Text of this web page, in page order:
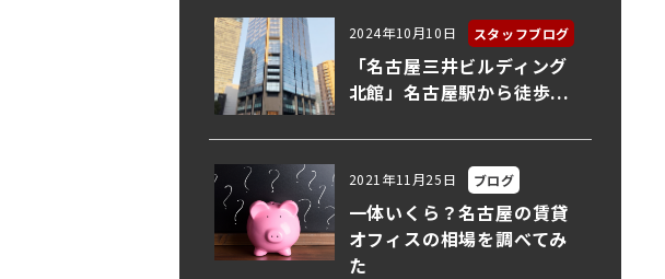
2024年10月10日 スタッフブログ
「名古屋三井ビルディング
北館」名古屋駅から徒歩...
2021年11月25日 ブログ
一体いくら？名古屋の賃貸
オフィスの相場を調べてみ
た